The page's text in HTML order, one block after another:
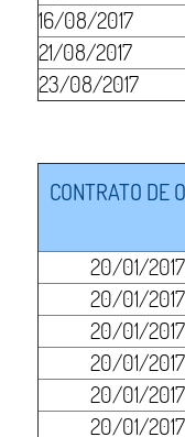
16/08/2017
21/08/2017
23/08/2017
CONTRATO DE
20/01/2017
20/01/2017
20/01/2017
20/01/2017
20/01/2017
20/01/2017